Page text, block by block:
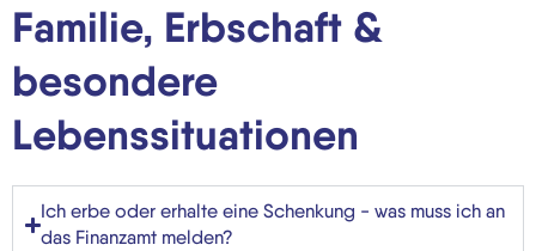
Familie, Erbschaft &
besondere
Lebenssituationen
Ich erbe oder erhalte eine Schenkung - was muss ich an
das Finanzamt melden?